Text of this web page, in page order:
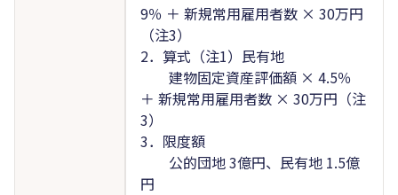
9％ ＋ 新規常用雇用者数 × 30万円
（注3）
2．算式（注1）民有地
建物固定資産評価額 × 4.5％
＋ 新規常用雇用者数 × 30万円（注
3）
3．限度額
公的団地 3億円、民有地 1.5億
円